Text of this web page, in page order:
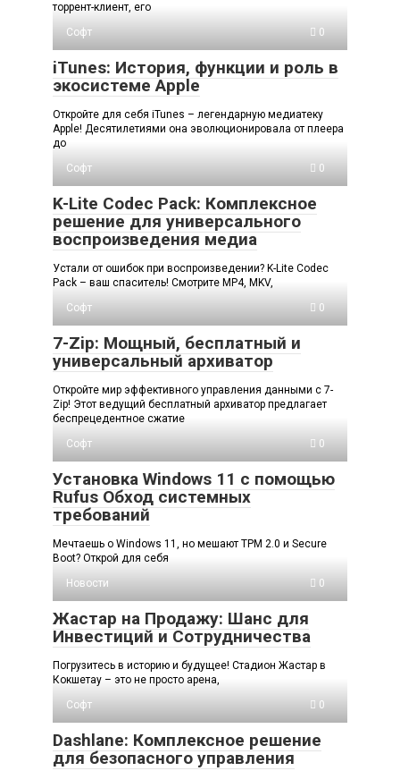
торрент-клиент, его
Софт
0
iTunes: История, функции и роль в
экосистеме Apple
Откройте для себя iTunes – легендарную медиатеку
Apple! Десятилетиями она эволюционировала от плеера
до
Софт
0
K-Lite Codec Pack: Комплексное
решение для универсального
воспроизведения медиа
Устали от ошибок при воспроизведении? K-Lite Codec
Pack – ваш спаситель! Смотрите MP4, MKV,
Софт
0
7-Zip: Мощный, бесплатный и
универсальный архиватор
Откройте мир эффективного управления данными с 7-
Zip! Этот ведущий бесплатный архиватор предлагает
беспрецедентное сжатие
Софт
0
Установка Windows 11 с помощью
Rufus Обход системных
требований
Мечтаешь о Windows 11, но мешают TPM 2.0 и Secure
Boot? Открой для себя
Новости
0
Жастар на Продажу: Шанс для
Инвестиций и Сотрудничества
Погрузитесь в историю и будущее! Стадион Жастар в
Кокшетау – это не просто арена,
Софт
0
Dashlane: Комплексное решение
для безопасного управления